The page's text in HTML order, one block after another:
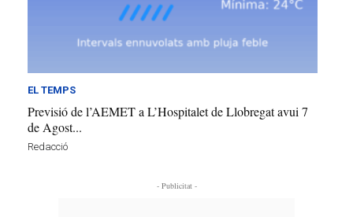
EL TEMPS
Previsió de l’AEMET a L’Hospitalet de Llobregat avui 7
de Agost...
Redacció
- Publicitat -